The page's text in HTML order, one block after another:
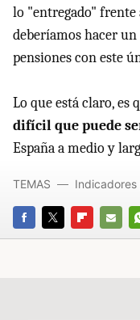
lo "entregado" frente
deberíamos hacer
pensiones con este
Lo que está claro, es
difícil que puede
España a medio y
FACEBOOK
TWITTERFLIPBOARD
E-
TEMAS